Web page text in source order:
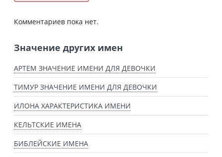
Комментариев пока нет.
Значение других имен
АРТЕМ ЗНАЧЕНИЕ ИМЕНИ ДЛЯ ДЕВОЧКИ
ТИМУР ЗНАЧЕНИЕ ИМЕНИ ДЛЯ ДЕВОЧКИ
ИЛОНА ХАРАКТЕРИСТИКА ИМЕНИ
КЕЛЬТСКИЕ ИМЕНА
БИБЛЕЙСКИЕ ИМЕНА